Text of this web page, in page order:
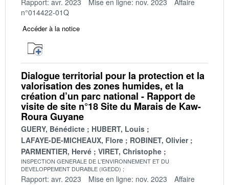
n°014422-01Q
Accéder à la notice
Dialogue territorial pour la protection et la
valorisation des zones humides, et la
création d’un parc national - Rapport de
visite de site n°18 Site du Marais de Kaw-
Roura Guyane
GUERY, Bénédicte
HUBERT, Louis
LAFAYE-DE-MICHEAUX, Flore
ROBINET, Olivier
PARMENTIER, Hervé
VIRET, Christophe
INSPECTION GENERALE DE L'ENVIRONNEMENT ET DU
DEVELOPPEMENT DURABLE (IGEDD)
Rapport: avr. 2023 Mise en ligne: nov. 2023
Affaire